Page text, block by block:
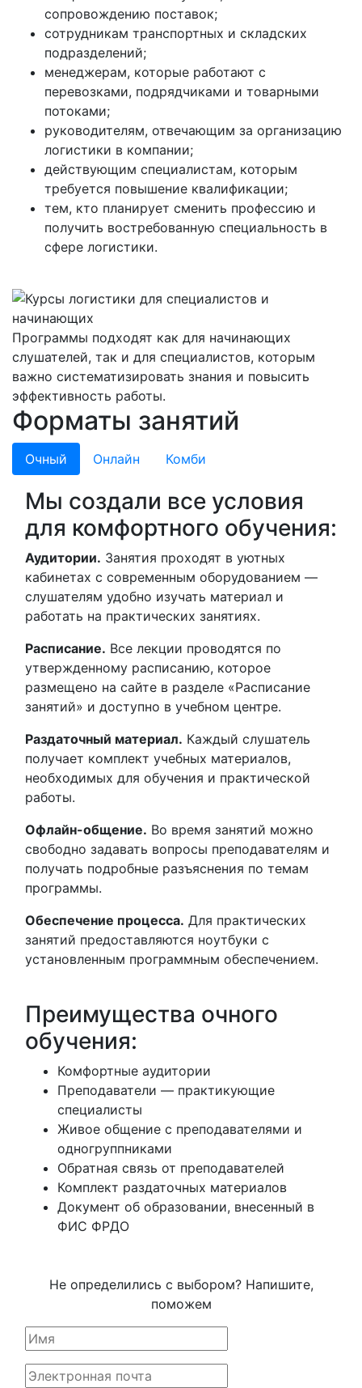
сопровождению поставок;
сотрудникам транспортных и складских
подразделений;
менеджерам, которые работают с
перевозками, подрядчиками и товарными
потоками;
руководителям, отвечающим за организацию
логистики в компании;
действующим специалистам, которым
требуется повышение квалификации;
тем, кто планирует сменить профессию и
получить востребованную специальность в
сфере логистики.
Программы подходят как для начинающих
слушателей, так и для специалистов, которым
важно систематизировать знания и повысить
эффективность работы.
Форматы занятий
Очный Онлайн Комби
Мы создали все условия
для комфортного обучения:
Аудитории. Занятия проходят в уютных
кабинетах с современным оборудованием —
слушателям удобно изучать материал и
работать на практических занятиях.
Расписание. Все лекции проводятся по
утвержденному расписанию, которое
размещено на сайте в разделе «Расписание
занятий» и доступно в учебном центре.
Раздаточный материал. Каждый слушатель
получает комплект учебных материалов,
необходимых для обучения и практической
работы.
Офлайн-общение. Во время занятий можно
свободно задавать вопросы преподавателям и
получать подробные разъяснения по темам
программы.
Обеспечение процесса. Для практических
занятий предоставляются ноутбуки с
установленным программным обеспечением.
Преимущества очного
обучения:
Комфортные аудитории
Преподаватели — практикующие
специалисты
Живое общение с преподавателями и
одногруппниками
Обратная связь от преподавателей
Комплект раздаточных материалов
Документ об образовании, внесенный в
ФИС ФРДО
Не определились с выбором? Напишите,
поможем